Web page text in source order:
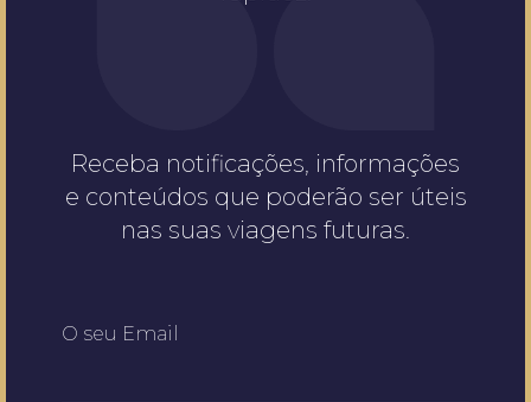
Receba notificações, informações
e conteúdos que poderão ser úteis
nas suas viagens futuras.
O seu Email